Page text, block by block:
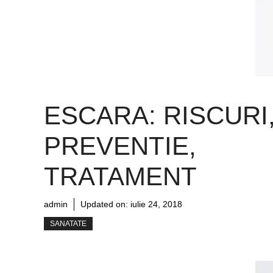
ESCARA:
PREVENTIE,
TRATAMENT
admin Updated on: iulie 24, 2018
SANATATE